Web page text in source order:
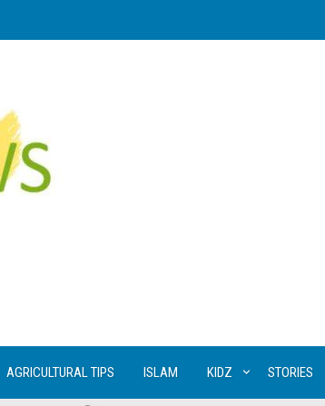
AGRICULTURAL TIPS ISLAM KIDZ STORIES